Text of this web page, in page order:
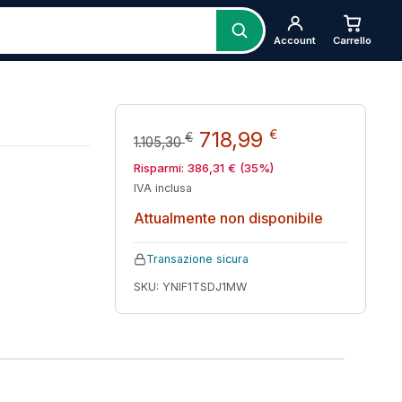
Account Carrello
1.105,30€ Il prezzo originale
718,99 €Il prezzo
Risparmi: 386,31 € (35%)
IVA inclusa
Attualmente non disponibile
Transazione sicura
SKU: YNIF1TSDJ1MW